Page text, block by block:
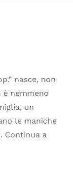
nasce, non
è nemmeno
un
le maniche
Continua a